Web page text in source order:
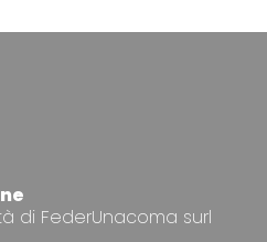
di FederUnacoma surl